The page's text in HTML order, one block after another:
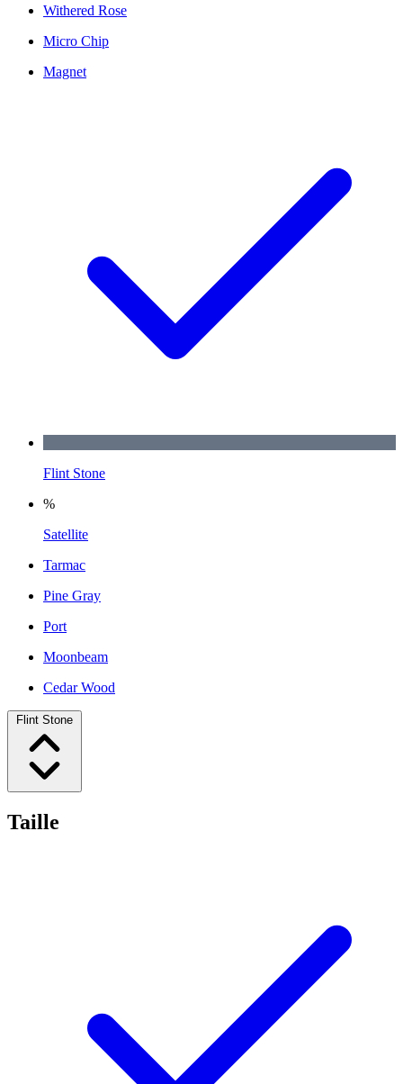
Withered Rose
Micro Chip
Magnet
Flint Stone
%
Satellite
Tarmac
Pine Gray
Port
Moonbeam
Cedar Wood
Flint Stone
Taille